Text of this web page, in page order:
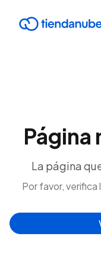
Página
La página
Por favor, verifica